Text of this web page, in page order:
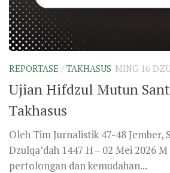
REPORTASE / TAKHASUS MING 16
Ujian Hifdzul Mutun
Takhasus
Oleh Tim Jurnalistik 47-48 Jember,
Dzulqa’dah 1447 H – 02 Mei 2026
pertolongan dan kemudahan...